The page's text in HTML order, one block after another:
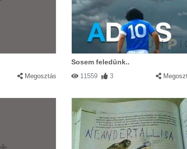
Megosztás
Sosem feledünk..
11559 3